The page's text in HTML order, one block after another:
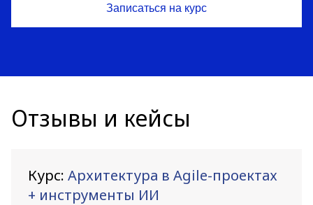
Отзывы и кейсы
Курс: Архитектура в Agile-проектах
+ инструменты ИИ